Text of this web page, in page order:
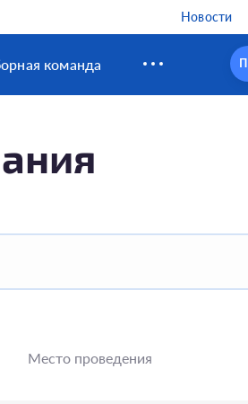
Новости
команда
Место проведения